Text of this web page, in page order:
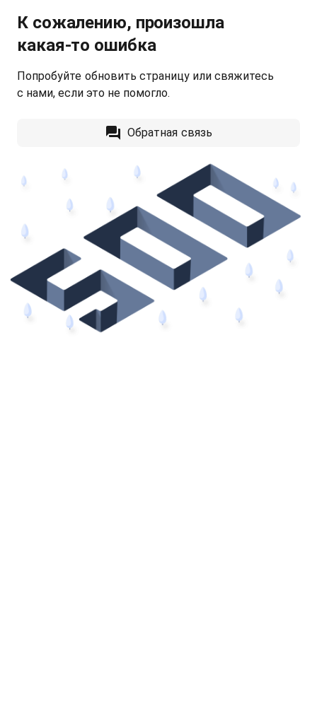
К сожалению, произошла
какая‑то ошибка
Попробуйте обновить страницу или свяжитесь
с нами, если это не помогло.
Обратная связь